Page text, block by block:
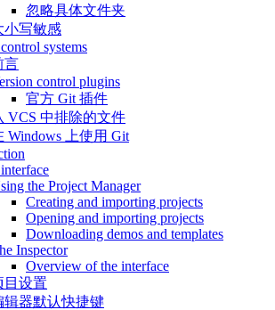
忽略具体文件夹
小写敏感
systems
言
control plugins
官方 Git 插件
VCS 中排除的文件
Windows 上使用 Git
the Project Manager
Creating and importing projects
Opening and importing projects
Downloading demos and templates
Inspector
Overview of the interface
目设置
辑器默认快捷键